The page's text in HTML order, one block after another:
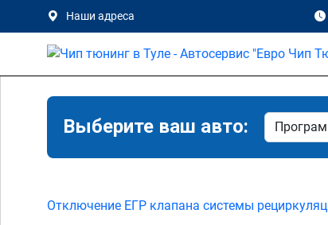
Наши адреса
Выберите ваш авто:
Отключение ЕГР клапана системы